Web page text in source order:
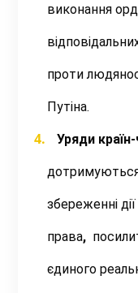
виконання
проти
Путіна.
Уряди
дотримуються
збереженні
права,
єдиного